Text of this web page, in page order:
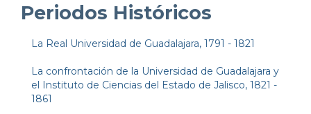
Periodos Históricos
La Real Universidad de Guadalajara, 1791 - 1821
La confrontación de la Universidad de Guadalajara y
el Instituto de Ciencias del Estado de Jalisco, 1821 -
1861